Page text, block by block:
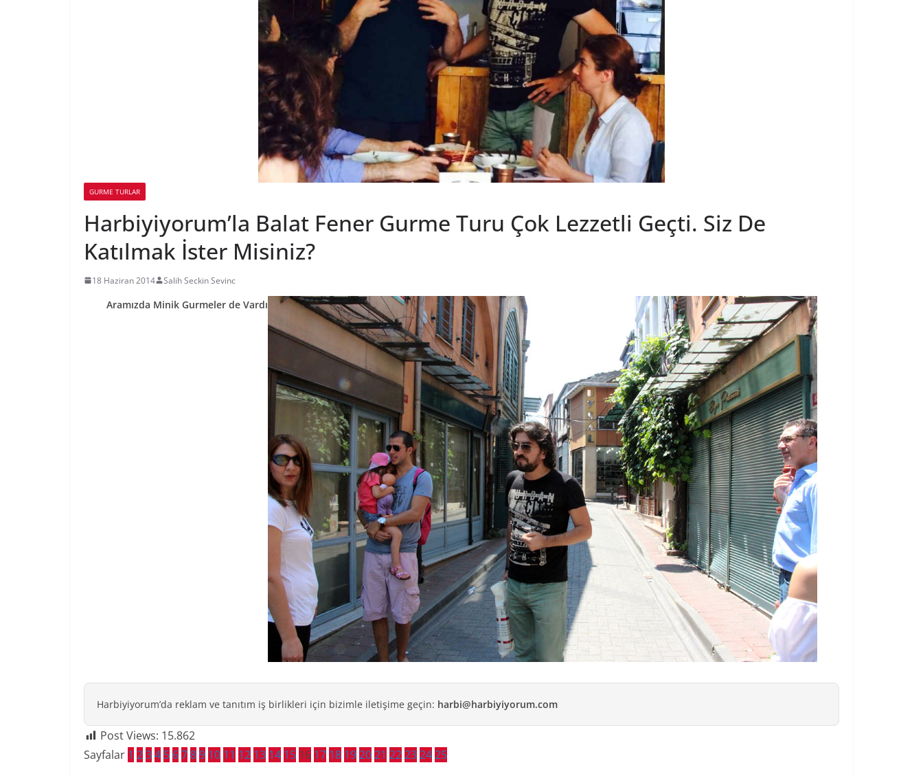
GURME TURLAR
Harbiyiyorum’la Balat Fener Gurme Turu Çok Lezzetli Geçti. Siz De
Katılmak İster Misiniz?
18 Haziran 2014 Salih Seckin Sevinc
Aramızda Minik Gurmeler de Vardı
Harbiyiyorum’da reklam ve tanıtım iş birlikleri için bizimle iletişime geçin: harbi@harbiyiyorum.com
Post Views: 15.862
Sayfalar 1 234 5 6789 10 11 12 13 14 15 16 17 18 192021 22232425